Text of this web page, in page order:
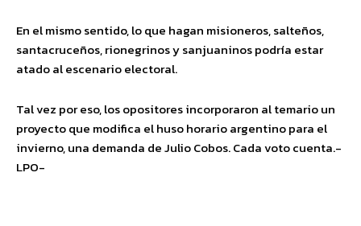
En el mismo sentido, lo que hagan misioneros, salteños,
santacruceños, rionegrinos y sanjuaninos podría estar
atado al escenario electoral.
Tal vez por eso, los opositores incorporaron al temario un
proyecto que modifica el huso horario argentino para el
invierno, una demanda de Julio Cobos. Cada voto cuenta.-
LPO-